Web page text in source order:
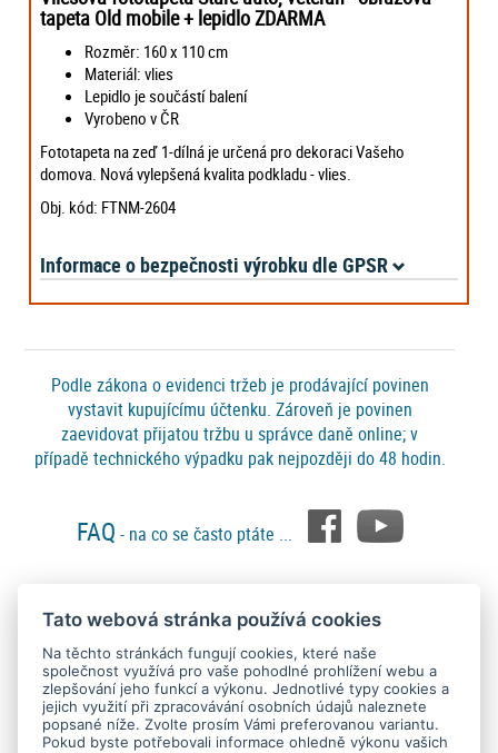
tapeta Old mobile + lepidlo ZDARMA
Rozměr: 160 x 110 cm
Materiál: vlies
Lepidlo je součástí balení
Vyrobeno v ČR
Fototapeta na zeď 1-dílná je určená pro dekoraci Vašeho
domova. Nová vylepšená kvalita podkladu - vlies.
Obj. kód: FTNM-2604
Informace o bezpečnosti výrobku dle GPSR
Podle zákona o evidenci tržeb je prodávající povinen
vystavit kupujícímu účtenku. Zároveň je povinen
zaevidovat přijatou tržbu u správce daně online; v
případě technického výpadku pak nejpozději do 48 hodin.
FAQ - na co se často ptáte ...
Platební metody
Tato webová stránka používá cookies
Na těchto stránkách fungují cookies, které naše
společnost využívá pro vaše pohodlné prohlížení webu a
zlepšování jeho funkcí a výkonu. Jednotlivé typy cookies a
jejich využití při zpracovávání osobních údajů naleznete
popsané níže. Zvolte prosím Vámi preferovanou variantu.
Pokud byste potřebovali informace ohledně výkonu vašich